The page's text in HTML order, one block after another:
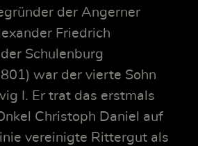
der Angerner
Friedrich
Schulenburg
war der vierte Sohn
I. Er trat das erstmals
Christoph Daniel auf
vereinigte Rittergut als